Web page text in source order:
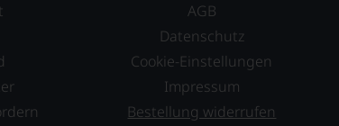
AGB
Datenschutz
Cookie-Einstellungen
Impressum
Bestellung widerrufen